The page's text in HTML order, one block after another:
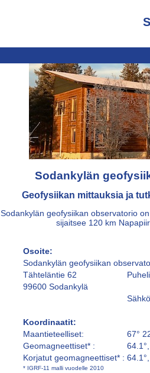
Sodankylän
Geofysiikan mittauksia ja
Sodankylän geofysiikan observatorio
sijaitsee 120 km
Osoite:
Sodankylän geofysiikan
Tähteläntie 62
99600 Sodankylä
Koordinaatit:
Maantieteelliset:
67°
Geomagneettiset* :
Korjatut geomagneettiset* :
* IGRF-11 malli vuodelle 2010